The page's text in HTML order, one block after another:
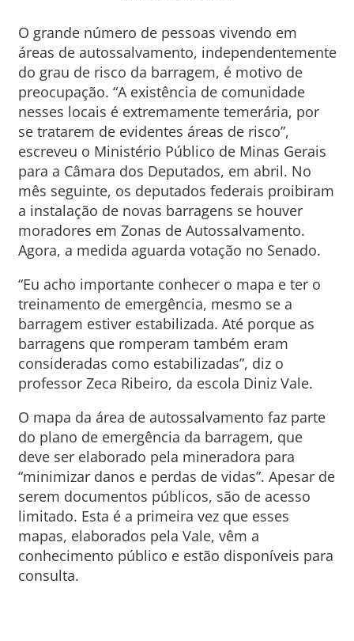
O grande número de pessoas vivendo em
áreas de autossalvamento, independentemente
do grau de risco da barragem, é motivo de
preocupação. “A existência de comunidade
nesses locais é extremamente temerária, por
se tratarem de evidentes áreas de risco”,
escreveu o Ministério Público de Minas Gerais
para a Câmara dos Deputados, em abril. No
mês seguinte, os deputados federais proibiram
a instalação de novas barragens se houver
moradores em Zonas de Autossalvamento.
Agora, a medida aguarda votação no Senado.
“Eu acho importante conhecer o mapa e ter o
treinamento de emergência, mesmo se a
barragem estiver estabilizada. Até porque as
barragens que romperam também eram
consideradas como estabilizadas”, diz o
professor Zeca Ribeiro, da escola Diniz Vale.
O mapa da área de autossalvamento faz parte
do plano de emergência da barragem, que
deve ser elaborado pela mineradora para
“minimizar danos e perdas de vidas”. Apesar de
serem documentos públicos, são de acesso
limitado. Esta é a primeira vez que esses
mapas, elaborados pela Vale, vêm a
conhecimento público e estão disponíveis para
consulta.